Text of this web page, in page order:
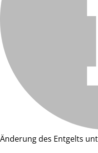
Änderung des Entgelts